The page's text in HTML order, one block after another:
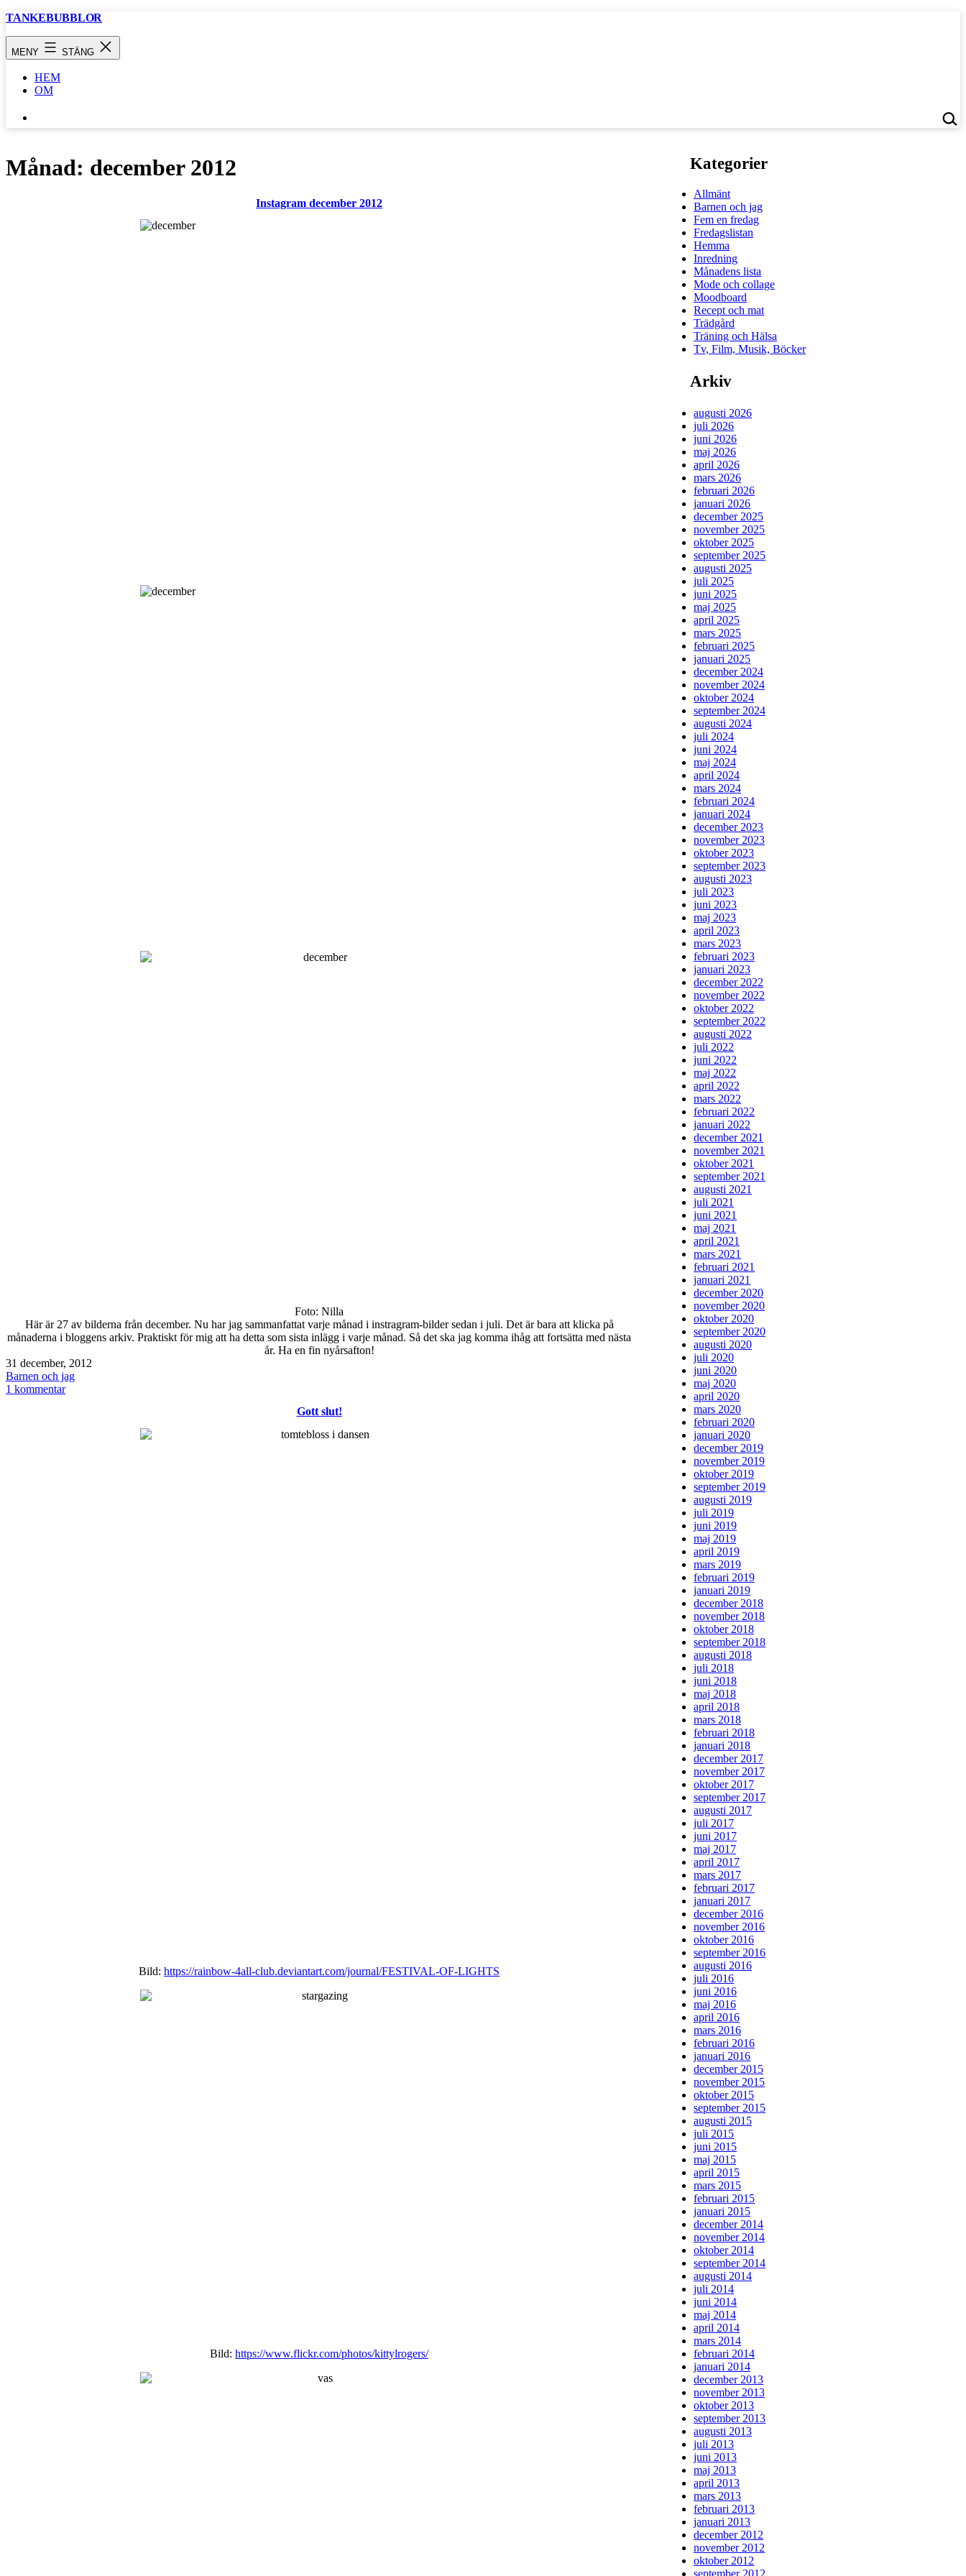
Hoppa
TANKEBUBBLOR
MENY STÄNG
HEM
OM
…
Månad: december 2012
Instagram december 2012
Foto: Nilla
Här är 27 av bilderna från december. Nu har jag sammanfattat varje månad i instragram-bilder sedan i juli. Det är bara att klicka på
månaderna i bloggens arkiv. Praktiskt för mig att ha detta som sista inlägg i varje månad. Så det ska jag komma ihåg att fortsätta med nästa
år. Ha en fin nyårsafton!
Publicerat
den
31 december, 2012
Kategoriserat
som
Barnen och jag
1 kommentartill
Gott slut!
Bild:https://rainbow-4all-club.deviantart.com/journal/FESTIVAL-OF-LIGHTS
Bild:https://www.flickr.com/photos/kittylrogers/
Kategorier
Allmänt
Barnen och jag
Fem en fredag
Fredagslistan
Hemma
Inredning
Månadens lista
Mode och collage
Moodboard
Recept och mat
Trädgård
Träning och Hälsa
Tv, Film, Musik, Böcker
Arkiv
augusti 2026
juli 2026
juni 2026
maj 2026
april 2026
mars 2026
februari 2026
januari 2026
december 2025
november 2025
oktober 2025
september 2025
augusti 2025
juli 2025
juni 2025
maj 2025
april 2025
mars 2025
februari 2025
januari 2025
december 2024
november 2024
oktober 2024
september 2024
augusti 2024
juli 2024
juni 2024
maj 2024
april 2024
mars 2024
februari 2024
januari 2024
december 2023
november 2023
oktober 2023
september 2023
augusti 2023
juli 2023
juni 2023
maj 2023
april 2023
mars 2023
februari 2023
januari 2023
december 2022
november 2022
oktober 2022
september 2022
augusti 2022
juli 2022
juni 2022
maj 2022
april 2022
mars 2022
februari 2022
januari 2022
december 2021
november 2021
oktober 2021
september 2021
augusti 2021
juli 2021
juni 2021
maj 2021
april 2021
mars 2021
februari 2021
januari 2021
december 2020
november 2020
oktober 2020
september 2020
augusti 2020
juli 2020
juni 2020
maj 2020
april 2020
mars 2020
februari 2020
januari 2020
december 2019
november 2019
oktober 2019
september 2019
augusti 2019
juli 2019
juni 2019
maj 2019
april 2019
mars 2019
februari 2019
januari 2019
december 2018
november 2018
oktober 2018
september 2018
augusti 2018
juli 2018
juni 2018
maj 2018
april 2018
mars 2018
februari 2018
januari 2018
december 2017
november 2017
oktober 2017
september 2017
augusti 2017
juli 2017
juni 2017
maj 2017
april 2017
mars 2017
februari 2017
januari 2017
december 2016
november 2016
oktober 2016
september 2016
augusti 2016
juli 2016
juni 2016
maj 2016
april 2016
mars 2016
februari 2016
januari 2016
december 2015
november 2015
oktober 2015
september 2015
augusti 2015
juli 2015
juni 2015
maj 2015
april 2015
mars 2015
februari 2015
januari 2015
december 2014
november 2014
oktober 2014
september 2014
augusti 2014
juli 2014
juni 2014
maj 2014
april 2014
mars 2014
februari 2014
januari 2014
december 2013
november 2013
oktober 2013
september 2013
augusti 2013
juli 2013
juni 2013
maj 2013
april 2013
mars 2013
februari 2013
januari 2013
december 2012
november 2012
oktober 2012
september 2012